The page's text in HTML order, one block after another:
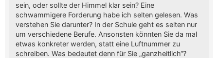
sein, oder sollte der Himmel klar sein? Eine
schwammigere Forderung habe ich selten gelesen. Was
verstehen Sie darunter? In der Schule geht es selten nur
um verschiedene Berufe. Ansonsten könnten Sie da mal
etwas konkreter werden, statt eine Luftnummer zu
schreiben. Was bedeutet denn für Sie „ganzheitlich“?